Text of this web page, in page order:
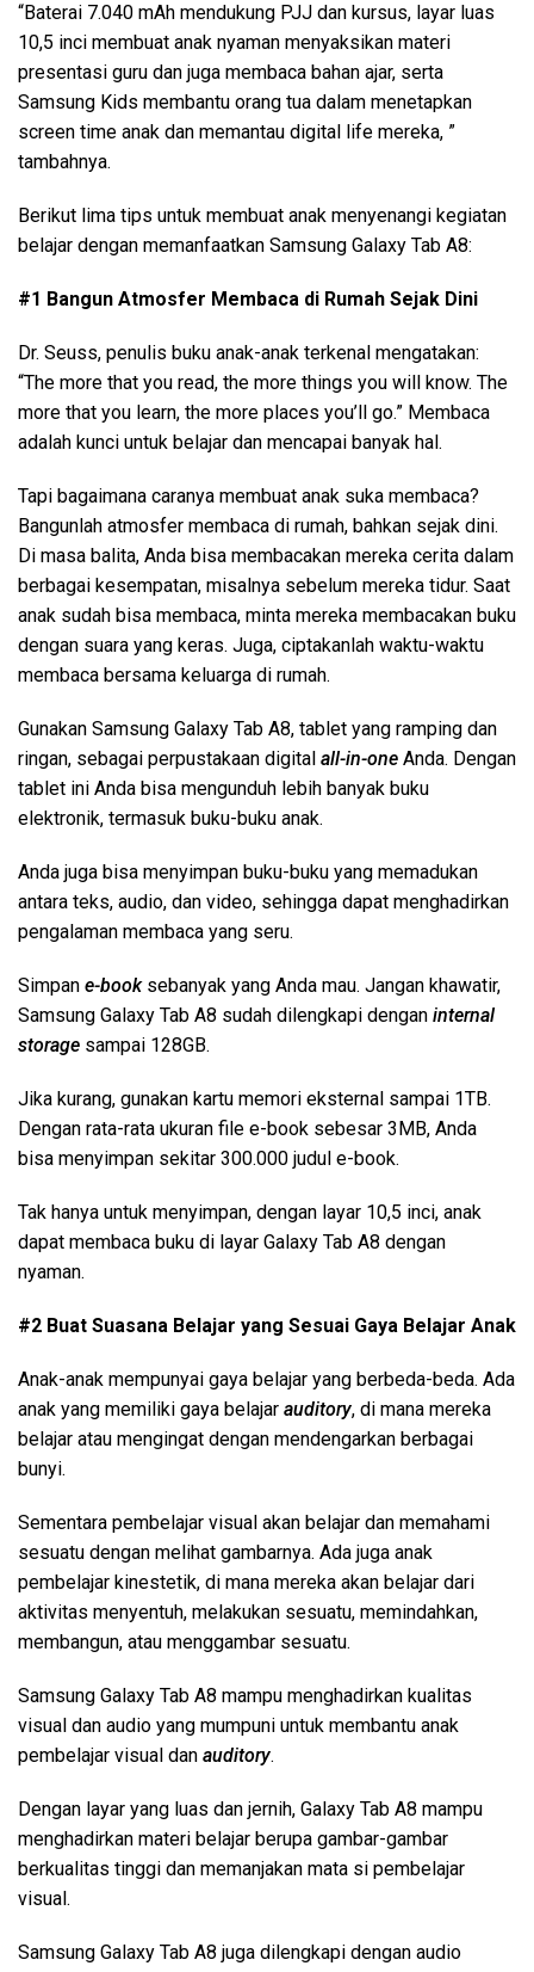
“Baterai 7.040 mAh mendukung PJJ dan kursus, layar luas
10,5 inci membuat anak nyaman menyaksikan materi
presentasi guru dan juga membaca bahan ajar, serta
Samsung Kids membantu orang tua dalam menetapkan
screen time anak dan memantau digital life mereka, ”
tambahnya.
Berikut lima tips untuk membuat anak menyenangi kegiatan
belajar dengan memanfaatkan Samsung Galaxy Tab A8:
#1 Bangun Atmosfer Membaca di Rumah Sejak Dini
Dr. Seuss, penulis buku anak-anak terkenal mengatakan:
“The more that you read, the more things you will know. The
more that you learn, the more places you’ll go.” Membaca
adalah kunci untuk belajar dan mencapai banyak hal.
Tapi bagaimana caranya membuat anak suka membaca?
Bangunlah atmosfer membaca di rumah, bahkan sejak dini.
Di masa balita, Anda bisa membacakan mereka cerita dalam
berbagai kesempatan, misalnya sebelum mereka tidur. Saat
anak sudah bisa membaca, minta mereka membacakan buku
dengan suara yang keras. Juga, ciptakanlah waktu-waktu
membaca bersama keluarga di rumah.
Gunakan Samsung Galaxy Tab A8, tablet yang ramping dan
ringan, sebagai perpustakaan digital all-in-one Anda. Dengan
tablet ini Anda bisa mengunduh lebih banyak buku
elektronik, termasuk buku-buku anak.
Anda juga bisa menyimpan buku-buku yang memadukan
antara teks, audio, dan video, sehingga dapat menghadirkan
pengalaman membaca yang seru.
Simpan e-booksebanyak yang Anda mau. Jangan khawatir,
Samsung Galaxy Tab A8 sudah dilengkapi dengan internal
storage sampai 128GB.
Jika kurang, gunakan kartu memori eksternal sampai 1TB.
Dengan rata-rata ukuran file e-book sebesar 3MB, Anda
bisa menyimpan sekitar 300.000 judul e-book.
Tak hanya untuk menyimpan, dengan layar 10,5 inci, anak
dapat membaca buku di layar Galaxy Tab A8 dengan
nyaman.
#2 Buat Suasana Belajar yang Sesuai Gaya Belajar Anak
Anak-anak mempunyai gaya belajar yang berbeda-beda. Ada
anak yang memiliki gaya belajar auditory, di mana mereka
belajar atau mengingat dengan mendengarkan berbagai
bunyi.
Sementara pembelajar visual akan belajar dan memahami
sesuatu dengan melihat gambarnya. Ada juga anak
pembelajar kinestetik, di mana mereka akan belajar dari
aktivitas menyentuh, melakukan sesuatu, memindahkan,
membangun, atau menggambar sesuatu.
Samsung Galaxy Tab A8 mampu menghadirkan kualitas
visual dan audio yang mumpuni untuk membantu anak
pembelajar visual dan auditory.
Dengan layar yang luas dan jernih, Galaxy Tab A8 mampu
menghadirkan materi belajar berupa gambar-gambar
berkualitas tinggi dan memanjakan mata si pembelajar
visual.
Samsung Galaxy Tab A8 juga dilengkapi dengan audio